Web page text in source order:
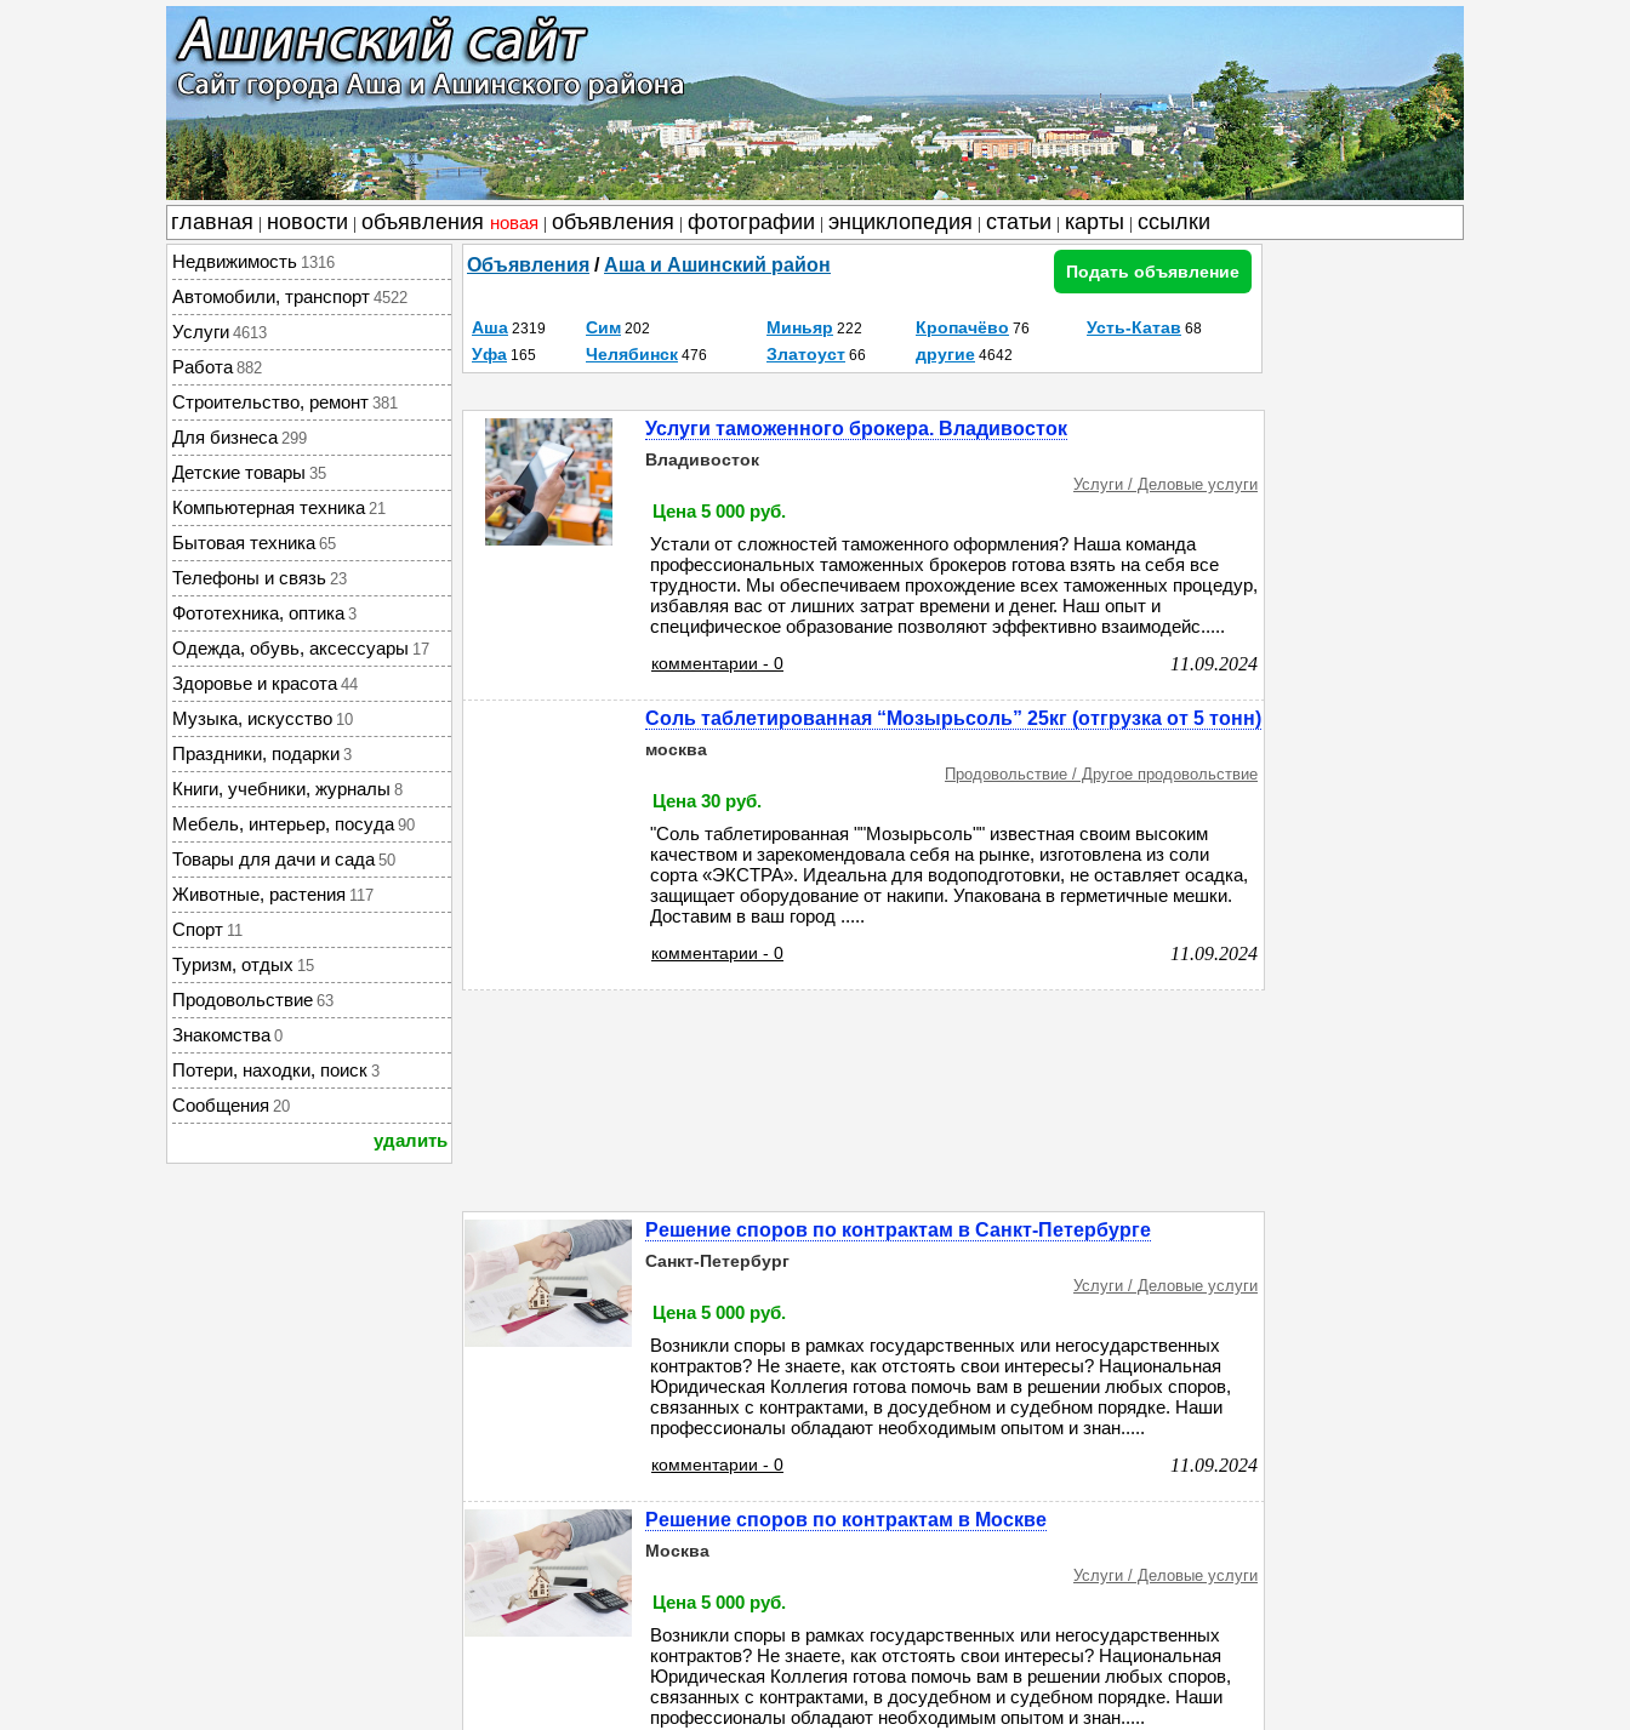
главная новости объявления новая объявления фотографии энциклопедия статьи карты ссылки
Недвижимость 1316
Автомобили, транспорт 4522
Услуги 4613
Работа 882
Строительство, ремонт 381
Для бизнеса 299
Детские товары 35
Компьютерная техника 21
Бытовая техника 65
Телефоны и связь 23
Фототехника, оптика 3
Одежда, обувь, аксессуары 17
Здоровье и красота 44
Музыка, искусство 10
Праздники, подарки 3
Книги, учебники, журналы 8
Мебель, интерьер, посуда 90
Товары для дачи и сада 50
Животные, растения 117
Спорт 11
Туризм, отдых 15
Продовольствие 63
Знакомства 0
Потери, находки, поиск 3
Сообщения 20
удалить
Объявления /Аша и Ашинский район Подать объявление
Аша 2319 Сим 202 Миньяр 222 Кропачёво 76 Усть-Катав 68
Уфа 165 Челябинск 476 Златоуст 66 другие 4642
Услуги таможенного брокера. Владивосток
Владивосток
Услуги / Деловые услуги
Цена 5 000 руб.
Устали от сложностей таможенного оформления? Наша команда
профессиональных таможенных брокеров готова взять на себя все
трудности. Мы обеспечиваем прохождение всех таможенных процедур,
избавляя вас от лишних затрат времени и денег. Наш опыт и
специфическое образование позволяют эффективно взаимодейс.....
комментарии - 0 11.09.2024
Соль таблетированная “Мозырьсоль” 25кг (отгрузка от 5 тонн)
москва
Продовольствие / Другое продовольствие
Цена 30 руб.
"Соль таблетированная ""Мозырьсоль"" известная своим высоким
качеством и зарекомендовала себя на рынке, изготовлена из соли
сорта «ЭКСТРА». Идеальна для водоподготовки, не оставляет осадка,
защищает оборудование от накипи. Упакована в герметичные мешки.
Доставим в ваш город .....
комментарии - 0 11.09.2024
Решение споров по контрактам в Санкт-Петербурге
Санкт-Петербург
Услуги / Деловые услуги
Цена 5 000 руб.
Возникли споры в рамках государственных или негосударственных
контрактов? Не знаете, как отстоять свои интересы? Национальная
Юридическая Коллегия готова помочь вам в решении любых споров,
связанных с контрактами, в досудебном и судебном порядке. Наши
профессионалы обладают необходимым опытом и знан.....
комментарии - 0 11.09.2024
Решение споров по контрактам в Москве
Москва
Услуги / Деловые услуги
Цена 5 000 руб.
Возникли споры в рамках государственных или негосударственных
контрактов? Не знаете, как отстоять свои интересы? Национальная
Юридическая Коллегия готова помочь вам в решении любых споров,
связанных с контрактами, в досудебном и судебном порядке. Наши
профессионалы обладают необходимым опытом и знан.....